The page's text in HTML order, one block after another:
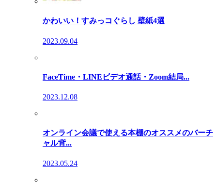
かわいい！すみっコぐらし 壁紙4選
2023.09.04
FaceTime・LINEビデオ通話・Zoom結局...
2023.12.08
オンライン会議で使える本棚のオススメのバーチ
ャル背...
2023.05.24